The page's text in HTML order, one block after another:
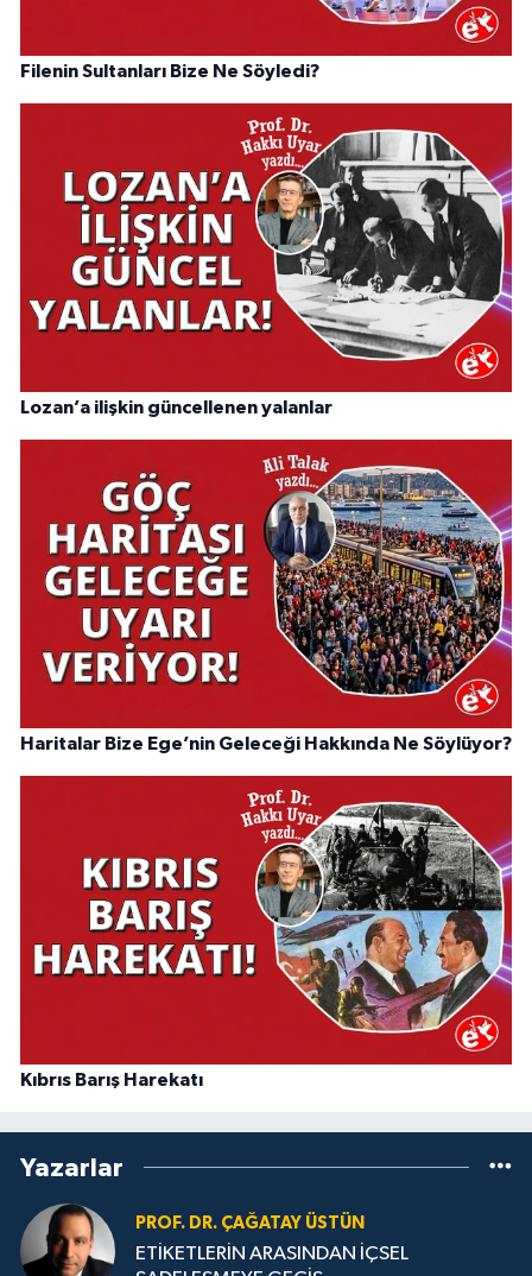
Filenin Sultanları Bize Ne Söyledi?
Lozan’a ilişkin güncellenen yalanlar
Haritalar Bize Ege’nin Geleceği Hakkında Ne Söylüyor?
Kıbrıs Barış Harekatı
Yazarlar
PROF. DR. ÇAĞATAY ÜSTÜN
ETİKETLERİN ARASINDAN İÇSEL